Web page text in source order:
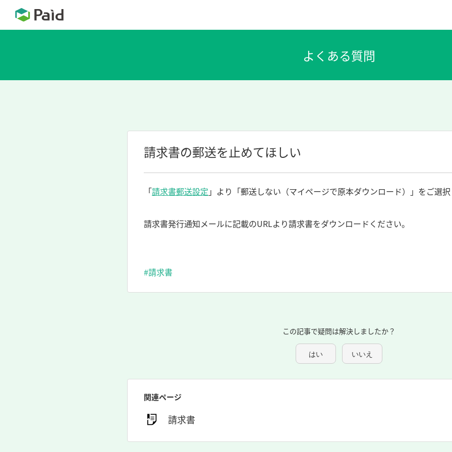
請求書の郵送を止めてほしい
「請求書郵送設定 」より「郵送しない（マイページで原本ダウンロード）」をご選択
請求書発行通知メールに記載のURLより請求書をダウンロードください。
#請求書
この記事で疑問は解決しましたか？
はい いいえ
関連ページ
請求書